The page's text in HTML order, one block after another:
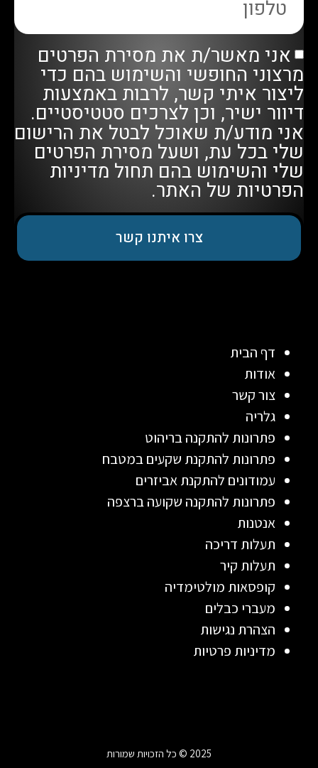
אני מאשר/ת את מסירת הפרטים
מרצוני החופשי והשימוש בהם כדי
ליצור איתי קשר, לרבות באמצעות
דיוור ישיר, וכן לצרכים סטטיסטיים.
אני מודע/ת שאוכל לבטל את הרישום
שלי בכל עת, ושעל מסירת הפרטים
שלי והשימוש בהם תחול מדיניות
הפרטיות של האתר.
צרו איתנו קשר
דף הבית
אודות
צור קשר
גלריה
פתרונות להתקנה בריהוט
פתרונות להתקנת שקעים במטבח
עמודונים להתקנת אביזרים
פתרונות להתקנה שקועה ברצפה
אנטנות
תעלות דריכה
תעלות קיר
קופסאות מולטימדיה
מעברי כבלים
הצהרת נגישות
מדיניות פרטיות
2025 © כל הזכויות שמורות